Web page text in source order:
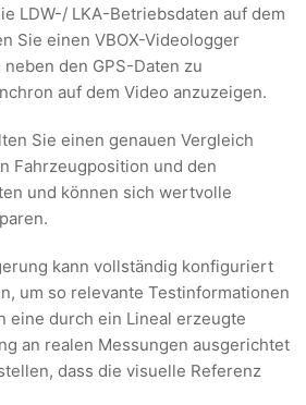
LDW-/ LKA-Betriebsdaten auf dem
Sie einen VBOX-Videologger
den GPS-Daten zu
auf dem Video anzuzeigen.
Sie einen genauen Vergleich
Fahrzeugposition und den
und können sich wertvolle
kann vollständig konfiguriert
um so relevante Testinformationen
eine durch ein Lineal erzeugte
an realen Messungen ausgerichtet
dass die visuelle Referenz